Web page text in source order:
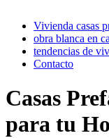
Vivienda casas
obra blanca en
tendencias de
Contacto
Casas
para tu